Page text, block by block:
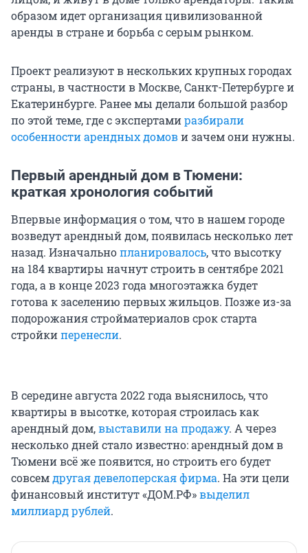
образом идет организация цивилизованной
аренды в стране и борьба с серым рынком.
Проект реализуют в нескольких крупных городах
страны, в частности в Москве, Санкт-Петербурге и
Екатеринбурге. Ранее мы делали большой разбор
по этой теме, где с экспертамиразбирали
особенности арендных домови зачем они нужны.
Первый арендный дом в Тюмени:
краткая хронология событий
Впервые информация о том, что в нашем городе
возведут арендный дом, появилась несколько лет
назад. Изначальнопланировалось, что высотку
на 184 квартиры начнут строить в сентябре 2021
года, а в конце 2023 года многоэтажка будет
готова к заселению первых жильцов. Позже из-за
подорожания стройматериалов срок старта
стройкиперенесли.
В середине августа 2022 года выяснилось, что
квартиры в высотке, которая строилась как
арендный дом,выставили на продажу. А через
несколько дней стало известно: арендный дом в
Тюмени всё же появится, но строить его будет
совсемдругая девелоперская фирма. На эти цели
финансовый институт «ДОМ.РФ»выделил
миллиард рублей.